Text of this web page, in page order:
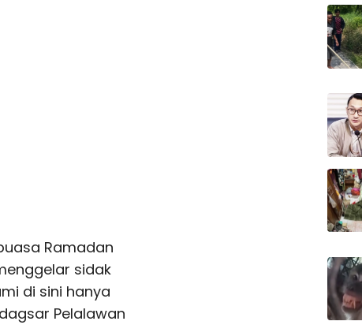
Ramadan
sidak
di sini hanya
Pelalawan